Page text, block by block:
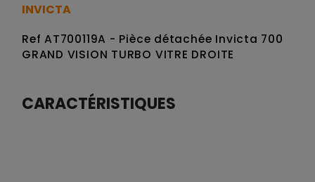
INVICTA
Ref AT700119A - Pièce détachée Invicta 700
GRAND VISION TURBO VITRE DROITE
CARACTÉRISTIQUES